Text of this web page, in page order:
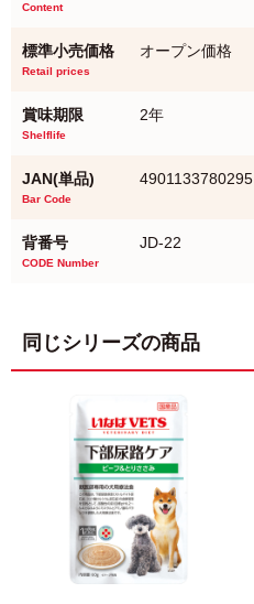
Content
標準小売価格
Retail prices
オープン価格
賞味期限
Shelflife
2年
JAN(単品)
Bar Code
4901133780295
背番号
CODE Number
JD-22
同じシリーズの商品